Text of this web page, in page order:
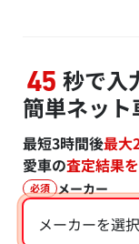
45 秒で入
簡単ネット
最短3時間後最大
愛車の査定結果
必須 メーカー
メーカーを選択